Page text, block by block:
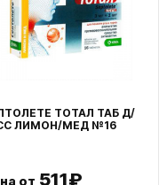
ГЕЛЬ НАРУЖ
50Г
от804₽